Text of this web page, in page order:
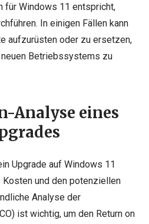
für Windows 11 entspricht,
In einigen Fällen kann
aufzurüsten oder zu ersetzen,
Betriebssystems zu
Analyse eines
Upgrade auf Windows 11
und den potenziellen
Analyse der
ist wichtig, um den Return on